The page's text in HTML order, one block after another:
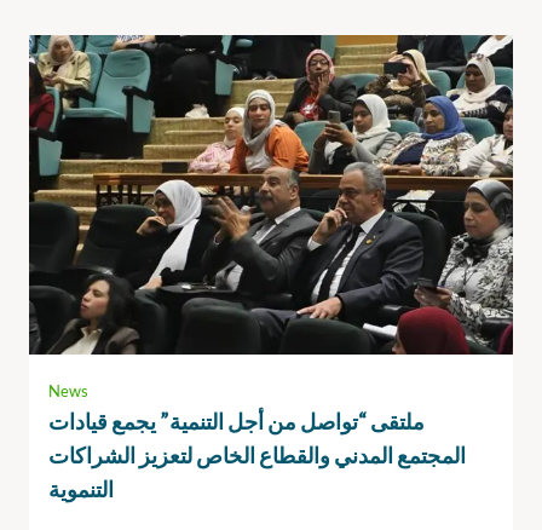
News
ملتقى “تواصل من أجل التنمية” يجمع قيادات
المجتمع المدني والقطاع الخاص لتعزيز الشراكات
التنموية